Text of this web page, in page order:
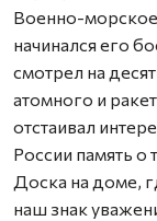
Военно-
начинался его
смотрел на
атомного и
отстаивал
России память о
Доска на доме,
наш знак